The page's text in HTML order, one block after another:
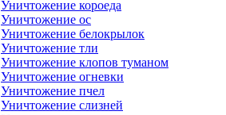
Уничтожение короеда
Уничтожение ос
Уничтожение белокрылок
Уничтожение тли
Уничтожение клопов туманом
Уничтожение огневки
Уничтожение пчел
Уничтожение слизней